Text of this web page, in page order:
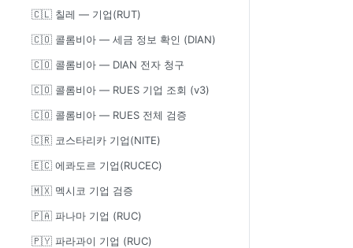
🇨🇱 칠레 — 기업(RUT)
🇨🇴 콜롬비아 — 세금 정보 확인 (DIAN)
🇨🇴 콜롬비아 — DIAN 전자 청구
🇨🇴 콜롬비아 — RUES 기업 조회 (v3)
🇨🇴 콜롬비아 — RUES 전체 검증
🇨🇷 코스타리카 기업(NITE)
🇪🇨 에콰도르 기업(RUCEC)
🇲🇽 멕시코 기업 검증
🇵🇦 파나마 기업 (RUC)
🇵🇾 파라과이 기업 (RUC)